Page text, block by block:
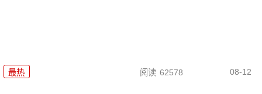
最热 阅读 62578 08-12